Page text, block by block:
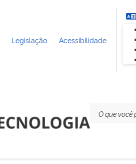
Legislação Acessibilidade